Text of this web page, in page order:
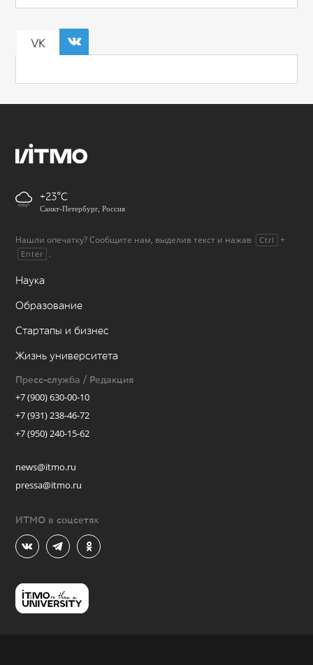
VK
+23
Санкт-Петербург, Россия
Нашли опечатку? Сообщите нам, выделив текст и нажав Ctrl +
Enter .
Наука
Образование
Стартапы и бизнес
Жизнь университета
Пресс-служба / Редакция
+7 (900) 630-00-10
+7 (931) 238-46-72
+7 (950) 240-15-62
news@itmo.ru
pressa@itmo.ru
ИТМО в соцсетях